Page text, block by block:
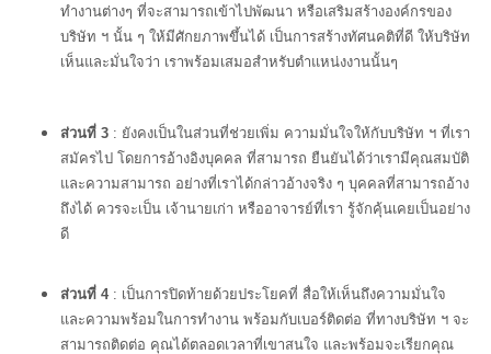
ทำงานต่างๆ ที่จะสามารถเข้าไปพัฒนา หรือเสริมสร้างองค์กรของ
บริษัท ฯ นั้น ๆ ให้มีศักยภาพขึ้นได้ เป็นการสร้างทัศนคติที่ดี ให้บริษัท
เห็นและมั่นใจว่า เราพร้อมเสมอสำหรับตำแหน่งงานนั้นๆ
ส่วนที่ 3 : ยังคงเป็นในส่วนที่ช่วยเพิ่ม ความมั่นใจให้กับบริษัท ฯ ที่เรา
สมัครไป โดยการอ้างอิงบุคคล ที่สามารถ ยืนยันได้ว่าเรามีคุณสมบัติ
และความสามารถ อย่างที่เราได้กล่าวอ้างจริง ๆ บุคคลที่สามารถอ้าง
ถึงได้ ควรจะเป็น เจ้านายเก่า หรืออาจารย์ที่เรา รู้จักคุ้นเคยเป็นอย่าง
ดี
ส่วนที่ 4: เป็นการปิดท้ายด้วยประโยคที่ สื่อให้เห็นถึงความมั่นใจ
และความพร้อมในการทำงาน พร้อมกับเบอร์ติดต่อ ที่ทางบริษัท ฯ จะ
สามารถติดต่อ คุณได้ตลอดเวลาที่เขาสนใจ และพร้อมจะเรียกคุณ